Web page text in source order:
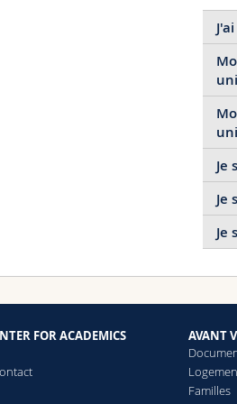
Je
Je
Je
FOR ACADEMICS
AVANT
Familles